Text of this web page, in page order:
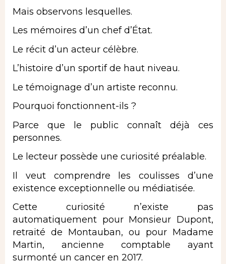
Mais observons lesquelles.
Les mémoires d’un chef d’État.
Le récit d’un acteur célèbre.
L’histoire d’un sportif de haut niveau.
Le témoignage d’un artiste reconnu.
Pourquoi fonctionnent-ils ?
Parce que le public connaît déjà ces
personnes.
Le lecteur possède une curiosité préalable.
Il veut comprendre les coulisses d’une
existence exceptionnelle ou médiatisée.
Cette curiosité n’existe pas
automatiquement pour Monsieur Dupont,
retraité de Montauban, ou pour Madame
Martin, ancienne comptable ayant
surmonté un cancer en 2017.